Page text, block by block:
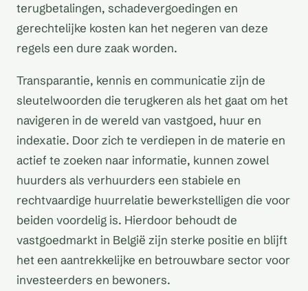
terugbetalingen, schadevergoedingen en
gerechtelijke kosten kan het negeren van deze
regels een dure zaak worden.
Transparantie, kennis en communicatie zijn de
sleutelwoorden die terugkeren als het gaat om het
navigeren in de wereld van vastgoed, huur en
indexatie. Door zich te verdiepen in de materie en
actief te zoeken naar informatie, kunnen zowel
huurders als verhuurders een stabiele en
rechtvaardige huurrelatie bewerkstelligen die voor
beiden voordelig is. Hierdoor behoudt de
vastgoedmarkt in België zijn sterke positie en blijft
het een aantrekkelijke en betrouwbare sector voor
investeerders en bewoners.